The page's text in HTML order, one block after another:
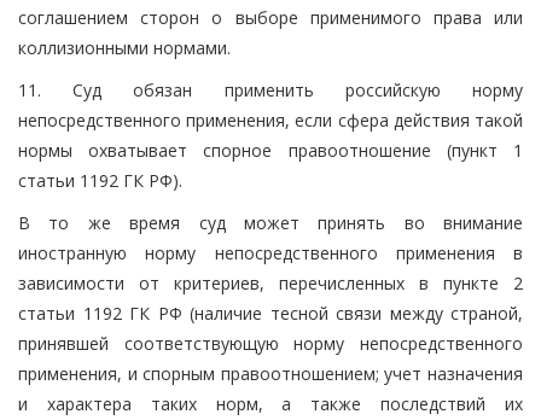
соглашением сторон о выборе применимого права или
коллизионными нормами.
11. Суд обязан применить российскую норму
непосредственного применения, если сфера действия такой
нормы охватывает спорное правоотношение (пункт 1
статьи 1192 ГК РФ).
В то же время суд может принять во внимание
иностранную норму непосредственного применения в
зависимости от критериев, перечисленных в пункте 2
статьи 1192 ГК РФ (наличие тесной связи между страной,
принявшей соответствующую норму непосредственного
применения, и спорным правоотношением; учет назначения
и характера таких норм, а также последствий их